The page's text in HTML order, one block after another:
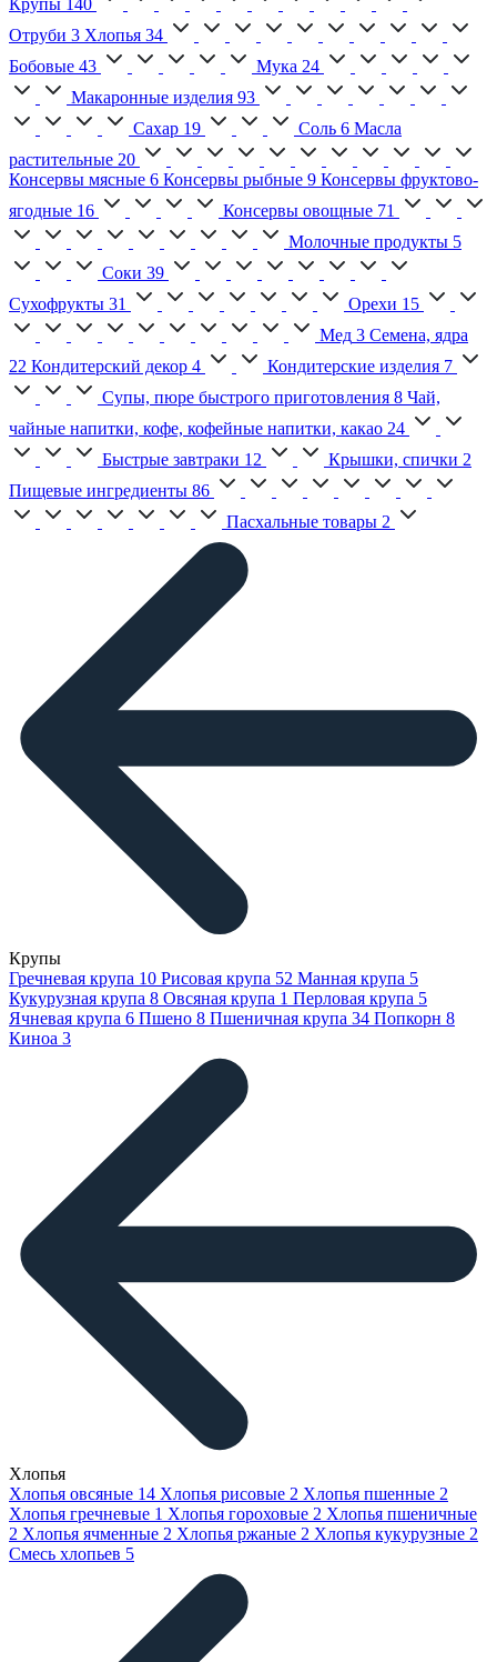
Крупы 140
Отруби 3 Хлопья 34
Бобовые 43 Мука 24
Макаронные изделия 93
Сахар 19 Соль 6 Масла
растительные 20
Консервы мясные 6 Консервы рыбные 9 Консервы фруктово-
ягодные 16 Консервы овощные 71
Молочные продукты 5
Соки 39
Сухофрукты 31 Орехи 15
Мед 3 Семена, ядра
22 Кондитерский декор 4 Кондитерские изделия 7
Супы, пюре быстрого приготовления 8 Чай,
чайные напитки, кофе, кофейные напитки, какао 24
Быстрые завтраки 12 Крышки, спички 2
Пищевые ингредиенты 86
Пасхальные товары 2
Крупы
Гречневая крупа 10 Рисовая крупа 52 Манная крупа 5
Кукурузная крупа 8 Овсяная крупа 1 Перловая крупа 5
Ячневая крупа 6 Пшено 8 Пшеничная крупа 34 Попкорн 8
Киноа 3
Хлопья
Хлопья овсяные 14 Хлопья рисовые 2 Хлопья пшенные 2
Хлопья гречневые 1 Хлопья гороховые 2 Хлопья пшеничные
2 Хлопья ячменные 2 Хлопья ржаные 2 Хлопья кукурузные 2
Смесь хлопьев 5